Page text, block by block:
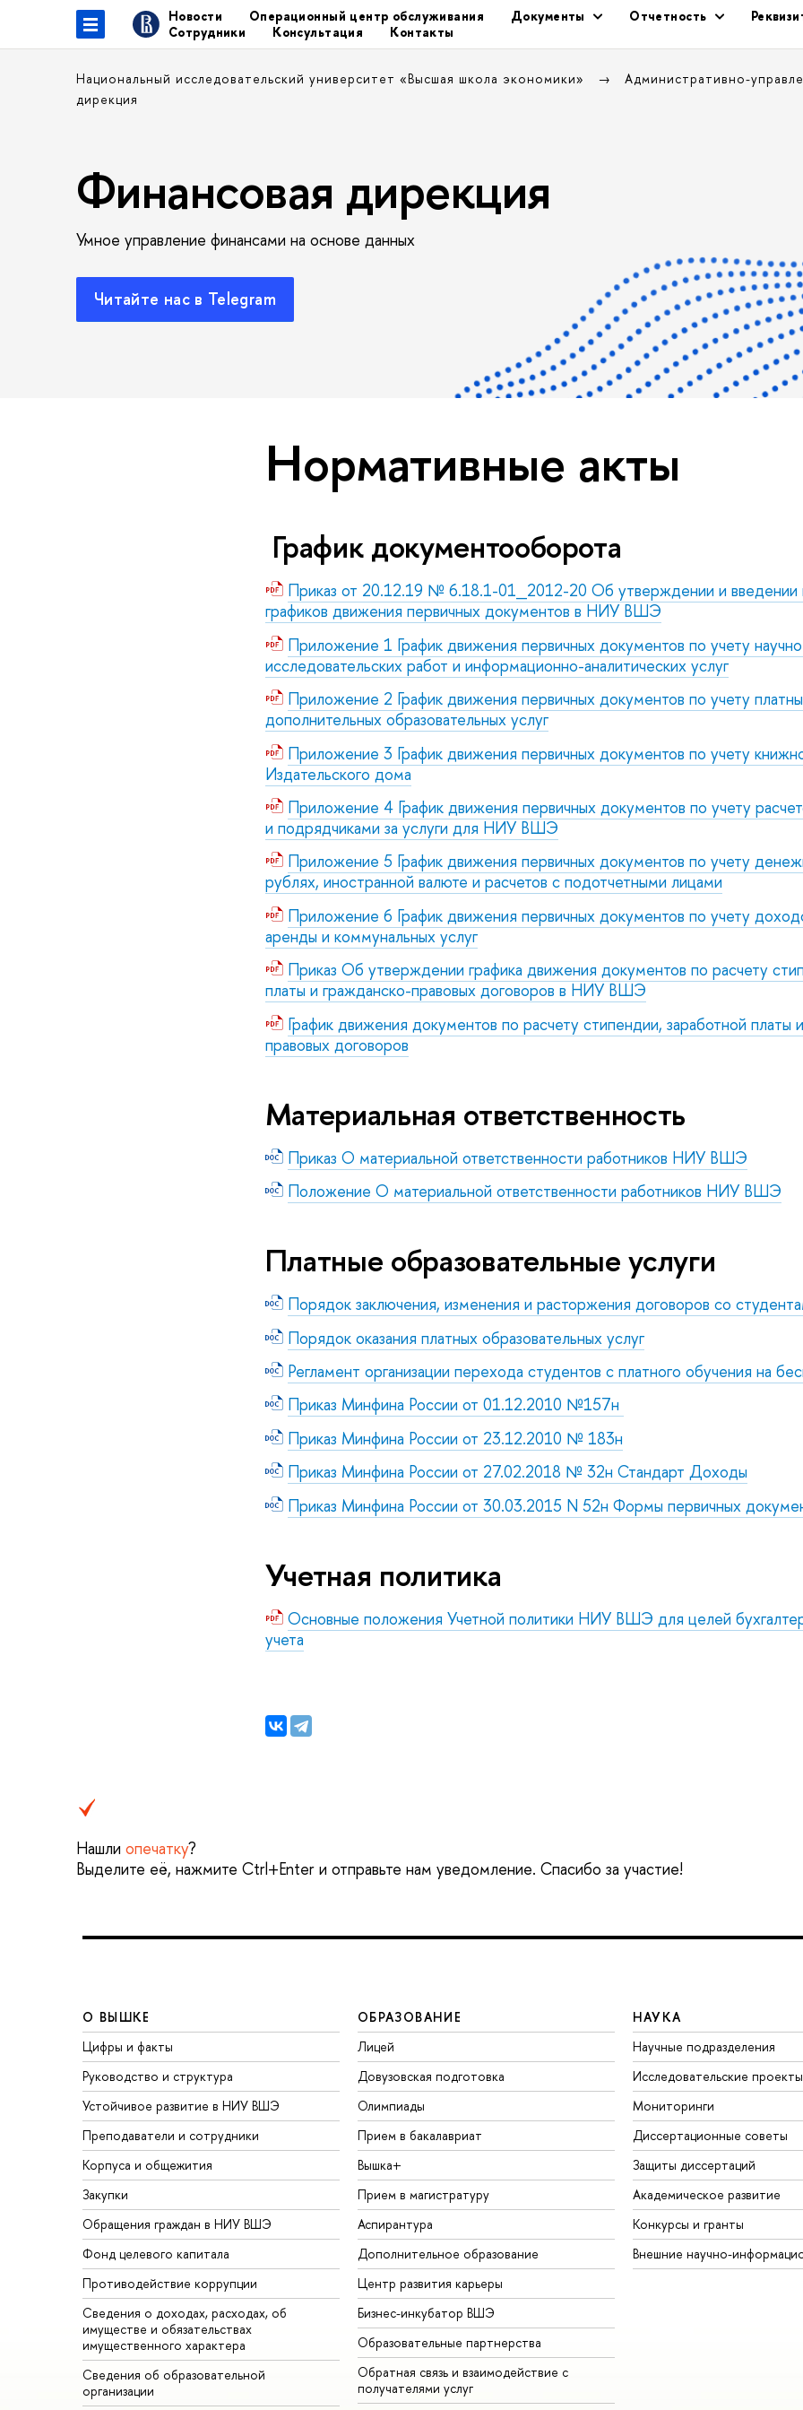
Новости Операционный центр обслуживания Документы Отчетность
Сотрудники
Консультация Контакты
Национальный исследовательский университет «Высшая школа экономики» Административно-
дирекция
Финансовая дирекция
Умное управление финансами на основе данных
Читайте нас в Telegram
Нормативные акты
График документооборота
Приказ от 20.12.19 № 6.18.1-01_2012-20 Об утверждении и введении
графиков движения первичных документов в НИУ ВШЭ
Приложение 1 График движения первичных документов по учету
исследовательских работ и информационно-аналитических услуг
Приложение 2 График движения первичных документов по учету
дополнительных образовательных услуг
Приложение 3 График движения первичных документов по учету
Издательского дома
Приложение 4 График движения первичных документов по учету
и подрядчиками за услуги для НИУ ВШЭ
Приложение 5 График движения первичных документов по учету
рублях, иностранной валюте и расчетов с подотчетными лицами
Приложение 6 График движения первичных документов по учету
аренды и коммунальных услуг
Приказ Об утверждении графика движения документов по расчету
платы и гражданско-правовых договоров в НИУ ВШЭ
График движения документов по расчету стипендии, заработной платы
правовых договоров
Материальная ответственность
Приказ О материальной ответственности работников НИУ ВШЭ
Положение О материальной ответственности работников НИУ ВШЭ
Платные образовательные услуги
Порядок заключения, изменения и расторжения договоров со
Порядок оказания платных образовательных услуг
Регламент организации перехода студентов с платного обучения на
Приказ Минфина России от 01.12.2010 №157н
Приказ Минфина России от 23.12.2010 № 183н
Приказ Минфина России от 27.02.2018 № 32н Стандарт Доходы
Приказ Минфина России от 30.03.2015 N 52н Формы первичных
Учетная политика
Основные положения Учетной политики НИУ ВШЭ для целей
учета
Нашли опечатку?
Выделите её, нажмите Ctrl+Enter и отправьте нам уведомление. Спасибо за участие!
О ВЫШКЕ
Цифры и факты
Руководство и структура
Устойчивое развитие в НИУ ВШЭ
Преподаватели и сотрудники
Корпуса и общежития
Закупки
Обращения граждан в НИУ ВШЭ
Фонд целевого капитала
Противодействие коррупции
Сведения о доходах, расходах, об
имуществе и обязательствах
имущественного характера
Сведения об образовательной
организации
ОБРАЗОВАНИЕ
Лицей
Довузовская подготовка
Олимпиады
Прием в бакалавриат
Вышка+
Прием в магистратуру
Аспирантура
Дополнительное образование
Центр развития карьеры
Бизнес-инкубатор ВШЭ
Образовательные партнерства
Обратная связь и взаимодействие с
получателями услуг
НАУКА
Научные подразделения
Исследовательские проекты
Мониторинги
Диссертационные советы
Защиты диссертаций
Академическое развитие
Конкурсы и гранты
Внешние научно-